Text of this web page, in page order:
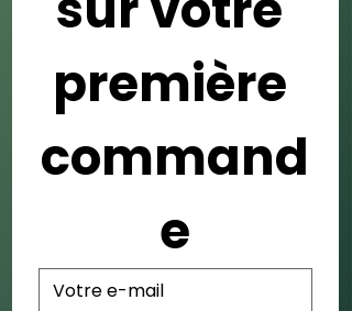
première
command
e